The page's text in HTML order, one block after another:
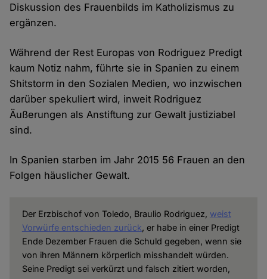
Diskussion des Frauenbilds im Katholizismus zu
ergänzen.
Während der Rest Europas von Rodriguez Predigt
kaum Notiz nahm, führte sie in Spanien zu einem
Shitstorm in den Sozialen Medien, wo inzwischen
darüber spekuliert wird, inweit Rodriguez
Äußerungen als Anstiftung zur Gewalt justiziabel
sind.
In Spanien starben im Jahr 2015 56 Frauen an den
Folgen häuslicher Gewalt.
Der Erzbischof von Toledo, Braulio Rodriguez, weist
Vorwürfe entschieden zurück, er habe in einer Predigt
Ende Dezember Frauen die Schuld gegeben, wenn sie
von ihren Männern körperlich misshandelt würden.
Seine Predigt sei verkürzt und falsch zitiert worden,